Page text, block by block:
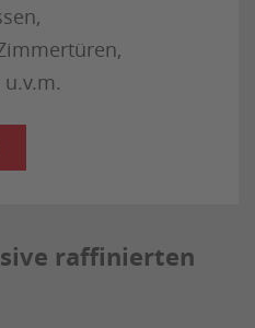
raffinierten